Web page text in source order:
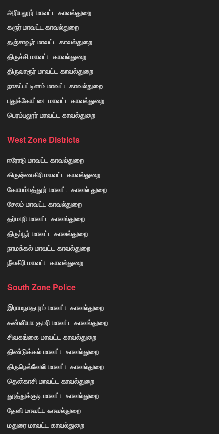
அரியலூர் மாவட்ட காவல்துறை
கரூர் மாவட்ட காவல்துறை
தஞ்சாவூர் மாவட்ட காவல்துறை
திருச்சி மாவட்ட காவல்துறை
திருவாரூர் மாவட்ட காவல்துறை
நாகப்பட்டினம் மாவட்ட காவல்துறை
புதுக்கோட்டை மாவட்ட காவல்துறை
பெரம்பலூர் மாவட்ட காவல்துறை
West Zone Districts
ஈரோடு மாவட்ட காவல்துறை
கிருஷ்ணகிரி மாவட்ட காவல்துறை
கோயம்பத்தூர் மாவட்ட காவல் துறை
சேலம் மாவட்ட காவல்துறை
தர்மபுரி மாவட்ட காவல்துறை
திருப்பூர் மாவட்ட காவல்துறை
நாமக்கல் மாவட்ட காவல்துறை
நீலகிரி மாவட்ட காவல்துறை
South Zone Police
இராமநாதபுரம் மாவட்ட காவல்துறை
கன்னியா குமரி மாவட்ட காவல்துறை
சிவகங்கை மாவட்ட காவல்துறை
திண்டுக்கல் மாவட்ட காவல்துறை
திருநெல்வேலி மாவட்ட காவல்துறை
தென்காசி மாவட்ட காவல்துறை
தூத்துக்குடி மாவட்ட காவல்துறை
தேனி மாவட்ட காவல்துறை
மதுரை மாவட்ட காவல்துறை